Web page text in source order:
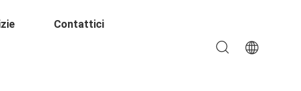
Contattici